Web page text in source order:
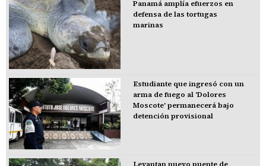
Panamá amplía efuerzos en
defensa de las tortugas
marinas
Estudiante que ingresó con un
arma de fuego al 'Dolores
Moscote' permanecerá bajo
detención provisional
Levantan nuevo puente de